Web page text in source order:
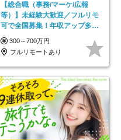
【総合職（事務/マーケ/広報
等）】未経験大歓迎／フルリモ
可で全国募集！年収アップ多数
★年休最大130日★
300～700万円
フルリモートあり